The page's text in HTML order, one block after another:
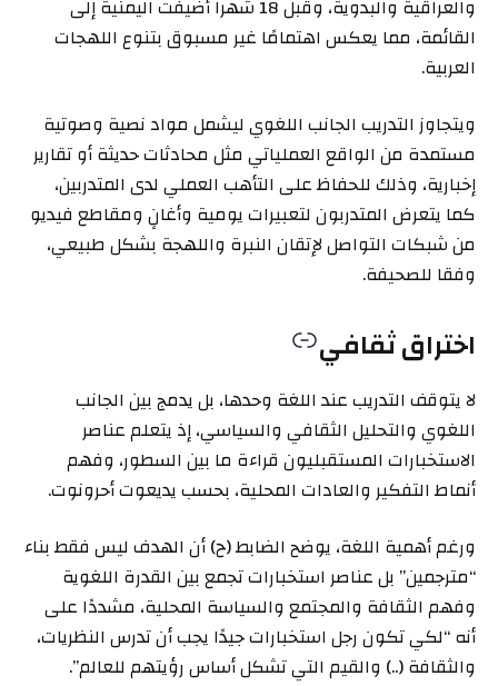
والعراقية والبدوية، وقبل 18 شهرا أضيفت اليمنية إلى
القائمة، مما يعكس اهتمامًا غير مسبوق بتنوع اللهجات
العربية.
ويتجاوز التدريب الجانب اللغوي ليشمل مواد نصية وصوتية
مستمدة من الواقع العملياتي مثل محادثات حديثة أو تقارير
إخبارية، وذلك للحفاظ على التأهب العملي لدى المتدربين،
كما يتعرض المتدربون لتعبيرات يومية وأغانٍ ومقاطع فيديو
من شبكات التواصل لإتقان النبرة واللهجة بشكل طبيعي،
وفقا للصحيفة.
اختراق ثقافي
لا يتوقف التدريب عند اللغة وحدها، بل يدمج بين الجانب
اللغوي والتحليل الثقافي والسياسي، إذ يتعلم عناصر
الاستخبارات المستقبليون قراءة ما بين السطور، وفهم
أنماط التفكير والعادات المحلية، بحسب يديعوت أحرونوت.
ورغم أهمية اللغة، يوضح الضابط (ح) أن الهدف ليس فقط بناء
“مترجمين” بل عناصر استخبارات تجمع بين القدرة اللغوية
وفهم الثقافة والمجتمع والسياسة المحلية، مشددًا على
أنه “لكي تكون رجل استخبارات جيدًا يجب أن تدرس النظريات،
والثقافة (..) والقيم التي تشكل أساس رؤيتهم للعالم”.